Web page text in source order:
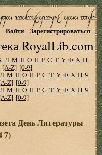
RoyalLib.com
Войти Зарегистрироваться
Л М Н О П Р С Т У Ф Х Ц
[A-Z] [0-9]
Л М Н О П Р С Т У Ф Х Ц Ч
Z] [0-9]
Л М Н О П Р С Т У Ф Х Ц Ч
Z] [0-9]
День Литературы
7)